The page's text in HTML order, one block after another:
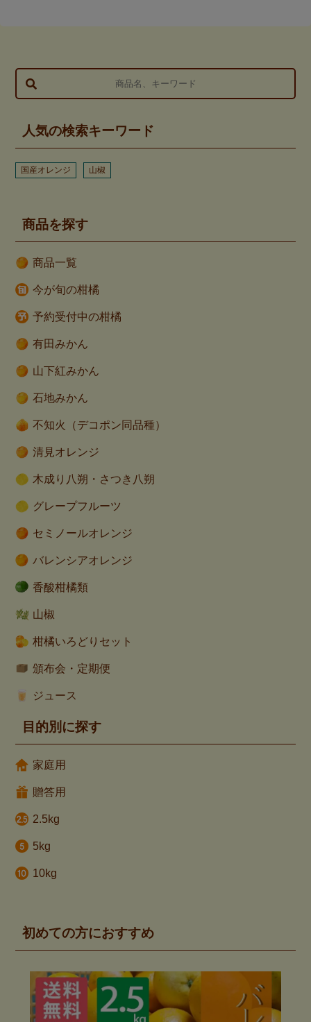
人気の検索キーワード
国産オレンジ 山椒
商品を探す
商品一覧
今が旬の柑橘
予約受付中の柑橘
有田みかん
山下紅みかん
石地みかん
不知火（デコポン同品種）
清見オレンジ
木成り八朔・さつき八朔
グレープフルーツ
セミノールオレンジ
バレンシアオレンジ
香酸柑橘類
山椒
柑橘いろどりセット
頒布会・定期便
ジュース
目的別に探す
家庭用
贈答用
2.5kg
5kg
10kg
初めての方におすすめ